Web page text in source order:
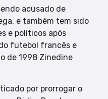
acusado de
e também tem sido
e políticos após
futebol francês e
de 1998 Zinedine
por prorrogar o